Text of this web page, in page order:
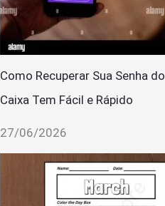
Como Recuperar Sua Senha do
Caixa Tem Fácil e Rápido
27/06/2026